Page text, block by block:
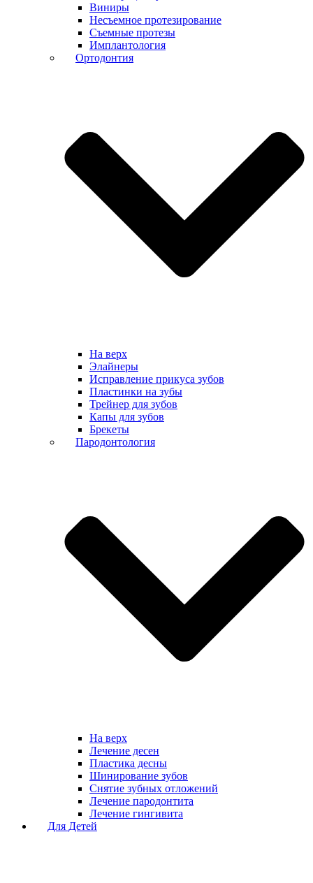
Виниры
Несъемное протезирование
Съемные протезы
Имплантология
Ортодонтия
На верх
Элайнеры
Исправление прикуса зубов
Пластинки на зубы
Трейнер для зубов
Капы для зубов
Брекеты
Пародонтология
На верх
Лечение десен
Пластика десны
Шинирование зубов
Снятие зубных отложений
Лечение пародонтита
Лечение гингивита
Для Детей